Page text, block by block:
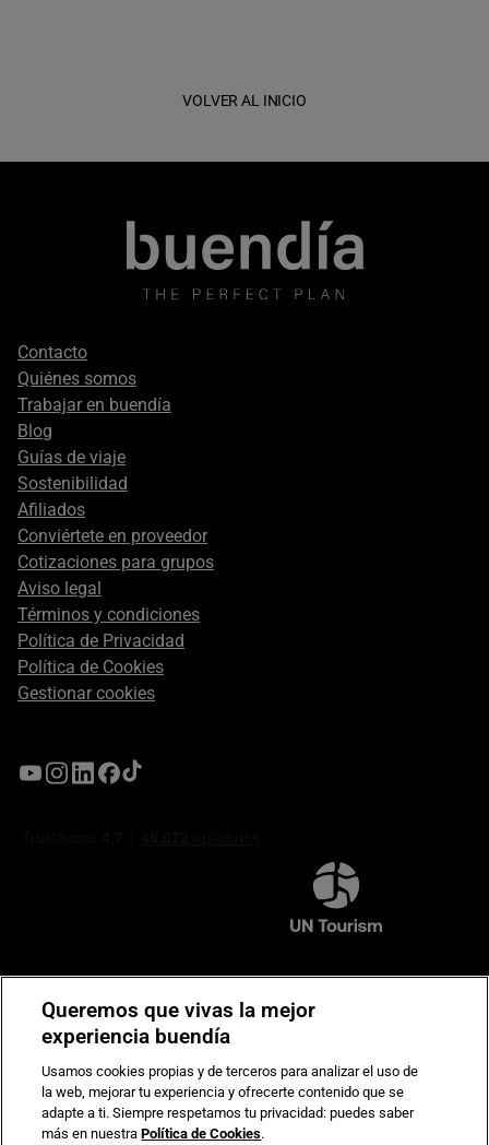
VOLVER AL INICIO
Footer
secondary
Contacto
Quiénes somos
Trabajar en buendía
Blog
Guías de viaje
Sostenibilidad
Afiliados
Conviértete en proveedor
Cotizaciones para grupos
Aviso legal
Términos y condiciones
Política de Privacidad
Política de Cookies
Gestionar cookies
Compromiso de seguridad en pagos electrónicos
Queremos que vivas la mejor
experiencia buendía
Usamos cookies propias y de terceros para analizar el uso de
la web, mejorar tu experiencia y ofrecerte contenido que se
adapte a ti. Siempre respetamos tu privacidad: puedes saber
más en nuestraPolítica de Cookies.